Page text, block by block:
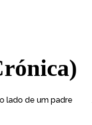
lado de um padre